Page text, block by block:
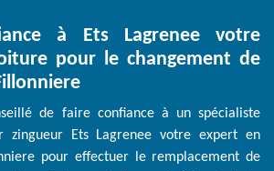
à Ets Lagrenee votre
pour le changement de
de faire confiance à un spécialiste
zingueur Ets Lagrenee votre expert en
pour effectuer le remplacement de